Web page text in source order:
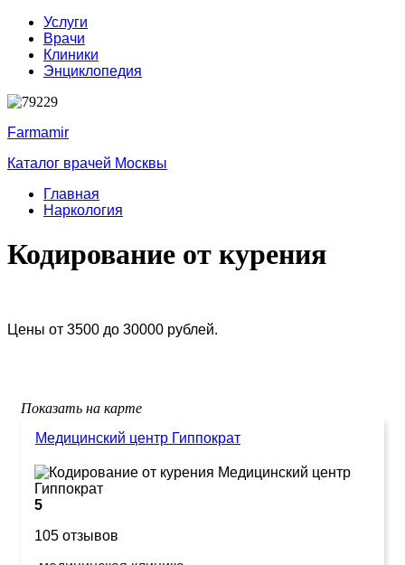
Услуги
Врачи
Клиники
Энциклопедия
Farmamir
Каталог врачей Москвы
Главная
Наркология
Кодирование от курения
Цены от 3500 до 30000 рублей.
Показать на карте
Медицинский центр Гиппократ
5
105 отзывов